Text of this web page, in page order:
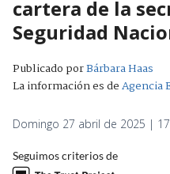
cartera de la
Seguridad
Publicado porBárbara Haas
La información es deAgencia
Domingo 27 abril de 2025 |
Seguimos criterios de